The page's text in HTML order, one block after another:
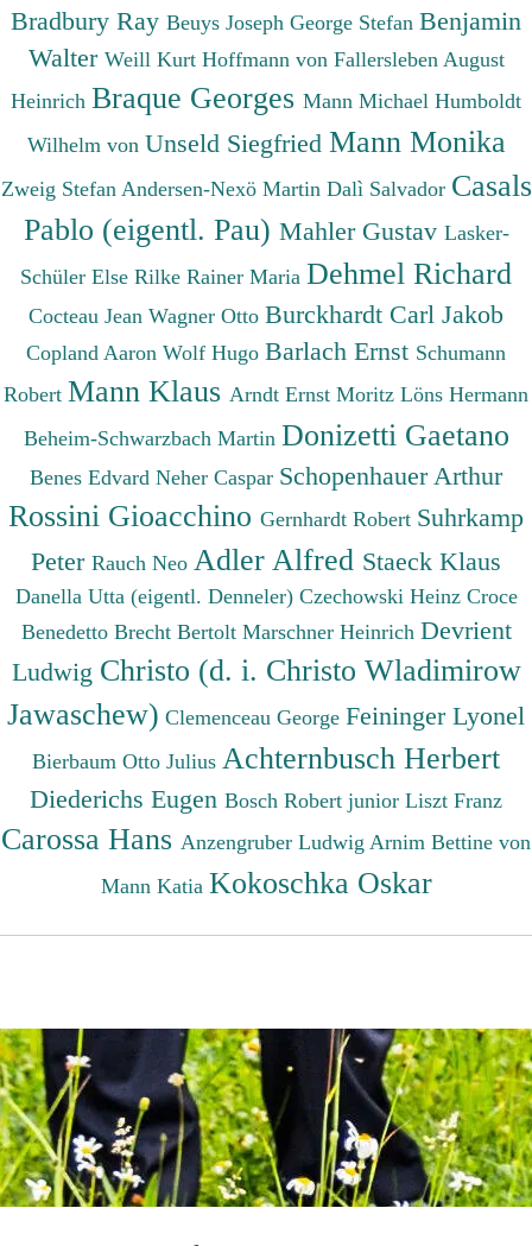
Bradbury Ray Beuys Joseph George Stefan Benjamin
Walter Weill Kurt Hoffmann von Fallersleben August
Heinrich Braque Georges Mann Michael Humboldt
Wilhelm von Unseld Siegfried Mann Monika
Zweig Stefan Andersen-Nexö Martin Dalì Salvador Casals
Pablo (eigentl. Pau) Mahler Gustav Lasker-
Schüler Else Rilke Rainer Maria Dehmel Richard
Cocteau Jean Wagner Otto Burckhardt Carl Jakob
Copland Aaron Wolf Hugo Barlach Ernst Schumann
Robert Mann Klaus Arndt Ernst Moritz Löns Hermann
Beheim-Schwarzbach Martin Donizetti Gaetano
Benes Edvard Neher Caspar Schopenhauer Arthur
Rossini Gioacchino Gernhardt Robert Suhrkamp
Peter Rauch Neo Adler Alfred Staeck Klaus
Danella Utta (eigentl. Denneler) Czechowski Heinz Croce
Benedetto Brecht Bertolt Marschner Heinrich Devrient
Ludwig Christo (d. i. Christo Wladimirow
Jawaschew) Clemenceau George Feininger Lyonel
Bierbaum Otto Julius Achternbusch Herbert
Diederichs Eugen Bosch Robert junior Liszt Franz
Carossa Hans Anzengruber Ludwig Arnim Bettine von
Mann Katia Kokoschka Oskar